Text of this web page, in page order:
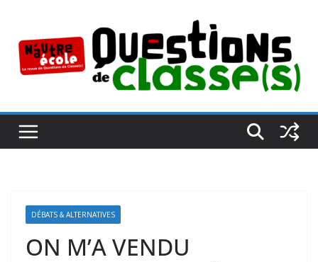
contenu
DÉBATS & ALTERNATIVES
ON M’A VENDU